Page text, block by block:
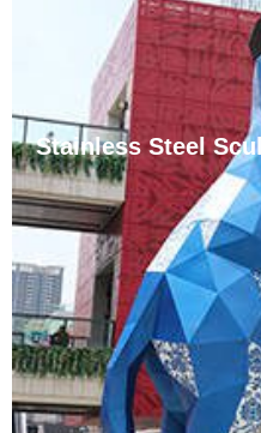
Stainless Steel
စတီးလ်စတီးလ်ပန်းပုများသည်
ဖြစ်သည်။ Stainless
ကဲ့သို့ ပျော့ပျောင်းသော အဆိ
ဆစ်၊ အယ်ကာလီနှင့် ဆားမျ
အဆိပ်သင့်စေသော မီဒီယာ
လ်စတီးလ်ရုပ်တုများ ပါရှိသောကြေ